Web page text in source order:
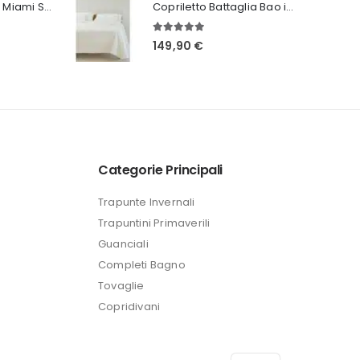
attuale
24,99 €.
Runner Battaglia Miami Seta
è:
Copriletto Battaglia Bao in 3 varianti
5.00Su 5
149,90 €
Categorie Principali
Trapunte Invernali
Trapuntini Primaverili
Guanciali
Completi Bagno
Tovaglie
Copridivani